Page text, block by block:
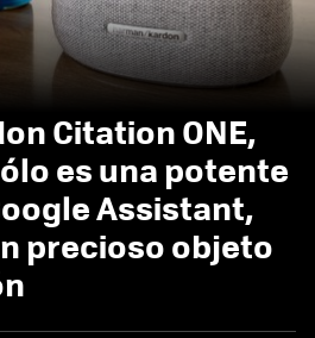
Citation ONE,
es una potente
Assistant,
precioso objeto